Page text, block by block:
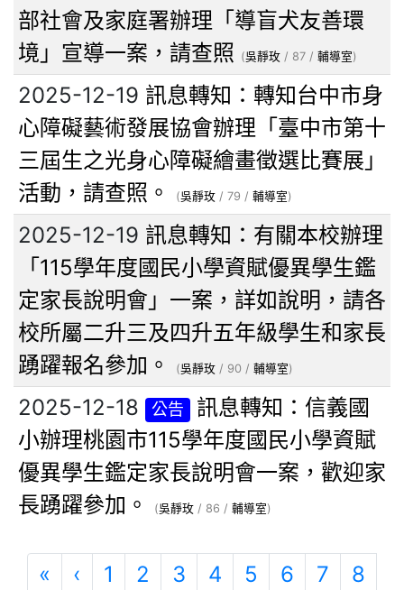
部社會及家庭署辦理「導盲犬友善環
境」宣導一案，請查照
(吳靜玫 / 87 / 輔導室)
2025-12-19 訊息轉知：轉知台中市身
心障礙藝術發展協會辦理「臺中市第十
三屆生之光身心障礙繪畫徵選比賽展」
活動，請查照。
(吳靜玫 / 79 / 輔導室)
2025-12-19 訊息轉知：有關本校辦理
「115學年度國民小學資賦優異學生鑑
定家長說明會」一案，詳如說明，請各
校所屬二升三及四升五年級學生和家長
踴躍報名參加。
(吳靜玫 / 90 / 輔導室)
2025-12-18 公告
訊息轉知：信義國
小辦理桃園市115學年度國民小學資賦
優異學生鑑定家長說明會一案，歡迎家
長踴躍參加。
(吳靜玫 / 86 / 輔導室)
« 第一頁
‹ 上一頁
1 2 3 4 5 6 7
8